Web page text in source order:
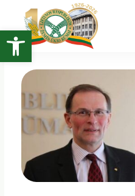
Open toolbar
turinio